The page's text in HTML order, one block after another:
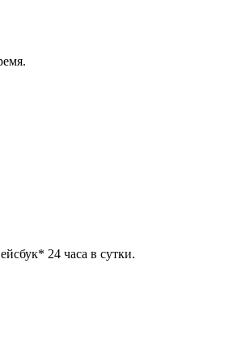
24 часа в сутки.